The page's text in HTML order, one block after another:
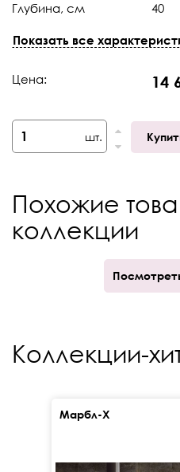
Глубина, см 40
Страна
Отверстие под
смеситель
Показать все
Цена: 14
шт.
Похожие
коллекции
Коллекции-
Марбл-Х